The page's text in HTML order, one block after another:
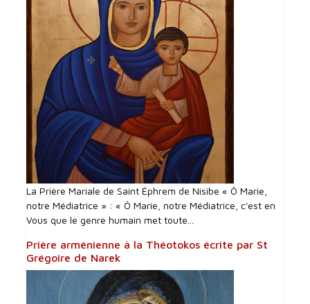
La Prière Mariale de Saint Éphrem de Nisibe « Ô Marie,
notre Médiatrice » : « Ô Marie, notre Médiatrice, c'est en
Vous que le genre humain met toute...
Prière arménienne à la Théotokos écrite par St
Grégoire de Narek